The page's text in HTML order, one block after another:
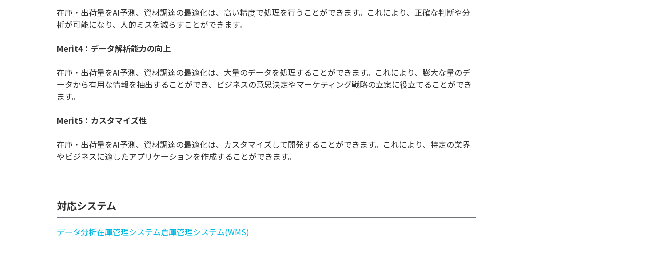
在庫・出荷量をAI予測、資材調達の最適化は、高い精度で処理を行うことができます。これにより、正確な判断や分
析が可能になり、人的ミスを減らすことができます。
Merit4：データ解析能力の向上
在庫・出荷量をAI予測、資材調達の最適化は、大量のデータを処理することができます。これにより、膨大な量のデ
ータから有用な情報を抽出することができ、ビジネスの意思決定やマーケティング戦略の立案に役立てることができ
ます。
Merit5：カスタマイズ性
在庫・出荷量をAI予測、資材調達の最適化は、カスタマイズして開発することができます。これにより、特定の業界
やビジネスに適したアプリケーションを作成することができます。
対応システム
データ分析在庫管理システム倉庫管理システム(WMS)